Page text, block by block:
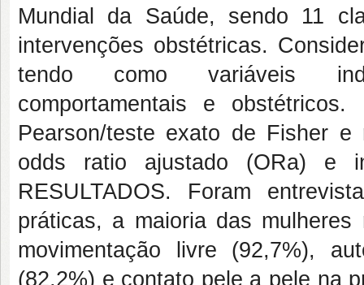
Mundial da Saúde, sendo 11
intervenções obstétricas.
tendo como variáveis
comportamentais e
Pearson/teste exato de Fisher
odds ratio ajustado (ORa) e
RESULTADOS. Foram
práticas, a maioria das
movimentação livre (92,7%),
(82,2%) e contato pele a pele na